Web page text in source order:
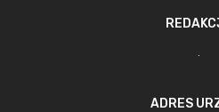
.
ADRES